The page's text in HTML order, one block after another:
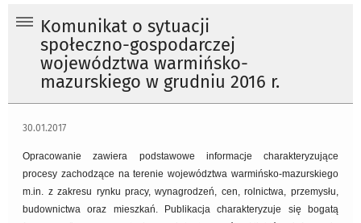
Komunikat o sytuacji
społeczno-gospodarczej
województwa warmińsko-
mazurskiego w grudniu 2016 r.
30.01.2017
Opracowanie zawiera podstawowe informacje charakteryzujące
procesy zachodzące na terenie województwa warmińsko-mazurskiego
m.in. z zakresu rynku pracy, wynagrodzeń, cen, rolnictwa, przemysłu,
budownictwa oraz mieszkań. Publikacja charakteryzuje się bogatą